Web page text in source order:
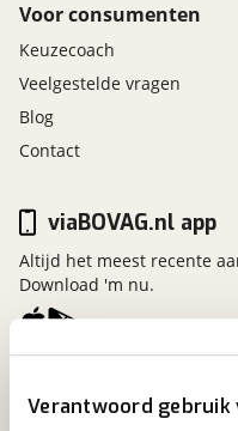
Verantwoord gebruik
Voor consumenten
Keuzecoach
Veelgestelde vragen
Blog
Contact
Kosterijland15
viaBOVAG.nl app
Altijd het meest recente
Download 'm nu.